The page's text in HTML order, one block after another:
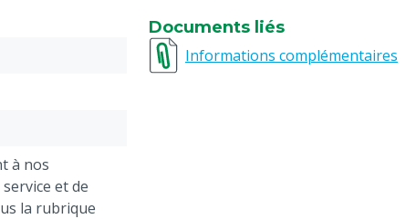
Particularités :
40-42 = XS (extra small)
44-46 = S (small)
à nos
et de
la rubrique
Documents liés
Informations complémentaires